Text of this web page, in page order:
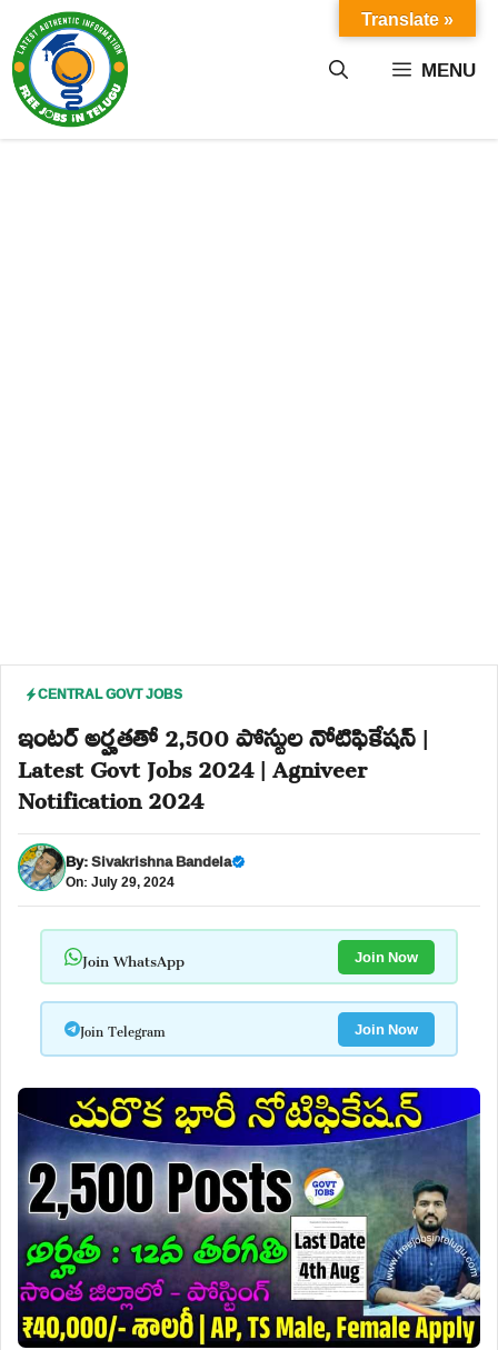
content MENU
CENTRAL GOVT JOBS
ఇంటర్ అర్హతతో 2,500 పోస్టుల నోటిఫికేషన్ |
Latest Govt Jobs 2024 | Agniveer
Notification 2024
By:Sivakrishna Bandela
On: July 29, 2024
Join WhatsApp Join Now
Join Telegram Join Now
Translate »